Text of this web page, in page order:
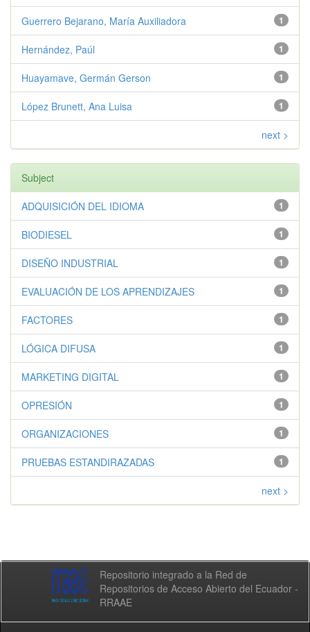
1
Guerrero Bejarano, María Auxiliadora
1
Hernández, Paúl
1
Huayamave, Germán Gerson
1
López Brunett, Ana Luisa
next >
Subject
1
ADQUISICIÓN DEL IDIOMA
1
BIODIESEL
1
DISEÑO INDUSTRIAL
1
EVALUACIÓN DE LOS APRENDIZAJES
1
FACTORES
1
LÓGICA DIFUSA
1
MARKETING DIGITAL
1
OPRESIÓN
1
ORGANIZACIONES
1
PRUEBAS ESTANDIRAZADAS
next >
Repositorio integrado a la Red de
Repositorios de Acceso Abierto del Ecuador -
RRAAE